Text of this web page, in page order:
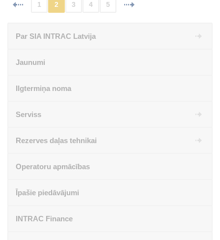
1 2 3 4 5
Par SIA INTRAC Latvija
Jaunumi
Ilgtermiņa noma
Serviss
Rezerves daļas tehnikai
Operatoru apmācības
Īpašie piedāvājumi
INTRAC Finance